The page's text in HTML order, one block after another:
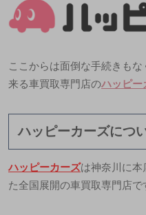
ここからは面倒な手続きも
来る車買取専門店のハッピー
ハッピーカーズにつ
ハッピーカーズは神奈川に本
た全国展開の車買取専門店で